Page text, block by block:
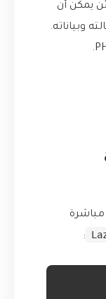
يمكن أن
وبياناته.
مباشرة
: